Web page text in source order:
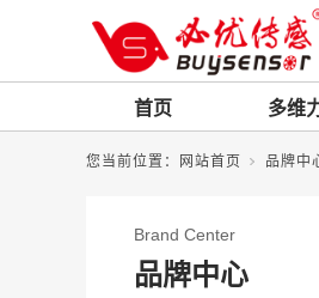
首页 多维
您当前位置： 网站首页 品牌中
Brand Center
品牌中心